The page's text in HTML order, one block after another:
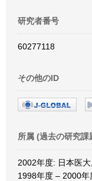
研究者番号
60277118
その他のID
所属 (過去の研究課
2002年度: 日本医
1998年度 – 2000